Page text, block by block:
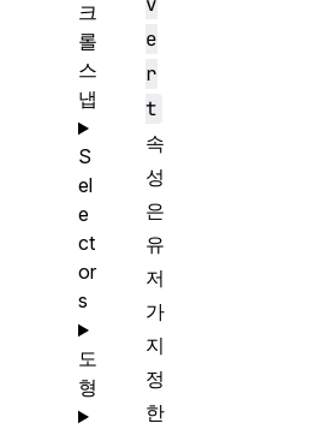
e
r
t
속
성
은
유
저
가
지
정
한
크
롤
스
냅
S
el
e
ct
or
s
도
형